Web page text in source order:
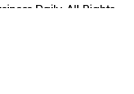
Daily. All Rights